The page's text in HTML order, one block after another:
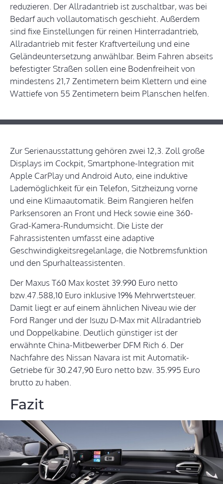
reduzieren. Der Allradantrieb ist zuschaltbar, was bei
Bedarf auch vollautomatisch geschieht. Außerdem
sind fixe Einstellungen für reinen Hinterradantrieb,
Allradantrieb mit fester Kraftverteilung und eine
Geländeuntersetzung anwählbar. Beim Fahren abseits
befestigter Straßen sollen eine Bodenfreiheit von
mindestens 21,7 Zentimetern beim Klettern und eine
Wattiefe von 55 Zentimetern beim Planschen helfen.
Zur Serienausstattung gehören zwei 12,3. Zoll große
Displays im Cockpit, Smartphone-Integration mit
Apple CarPlay und Android Auto, eine induktive
Lademöglichkeit für ein Telefon, Sitzheizung vorne
und eine Klimaautomatik. Beim Rangieren helfen
Parksensoren an Front und Heck sowie eine 360-
Grad-Kamera-Rundumsicht. Die Liste der
Fahrassistenten umfasst eine adaptive
Geschwindigkeitsregelanlage, die Notbremsfunktion
und den Spurhalteassistenten.
Der Maxus T60 Max kostet 39.990 Euro netto
bzw.47.588,10 Euro inklusive 19% Mehrwertsteuer.
Damit liegt er auf einem ähnlichen Niveau wie der
Ford Ranger und der Isuzu D-Max mit Allradantrieb
und Doppelkabine. Deutlich günstiger ist der
erwähnte China-Mitbewerber DFM Rich 6. Der
Nachfahre des Nissan Navara ist mit Automatik-
Getriebe für 30.247,90 Euro netto bzw. 35.995 Euro
brutto zu haben.
Fazit